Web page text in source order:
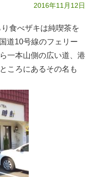
2016年11月12日
食べザキは純喫茶を
道10号線のフェリー
一本山側の広い道、港
ころにあるその名も